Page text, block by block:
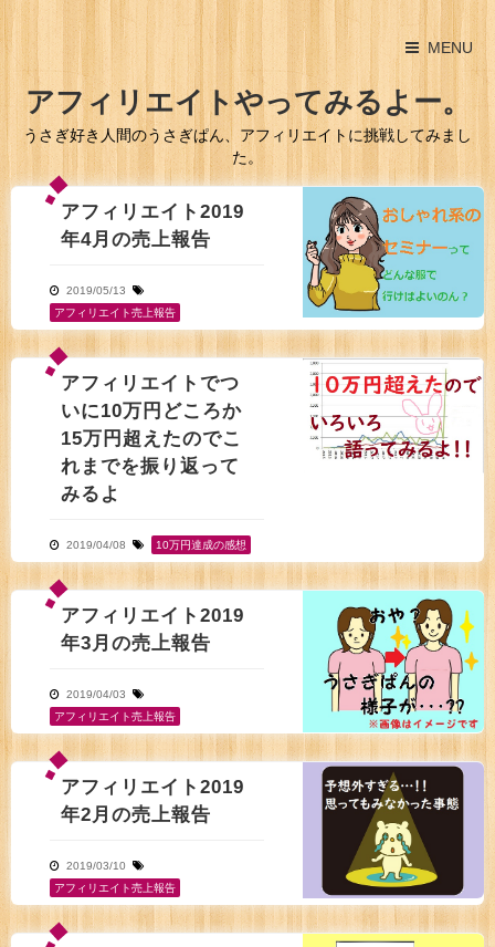
MENU
アフィリエイトやってみるよー。
うさぎ好き人間のうさぎぱん、アフィリエイトに挑戦してみまし
た。
アフィリエイト2019
年4月の売上報告
2019/05/13
アフィリエイト売上報告
アフィリエイトでつ
いに10万円どころか
15万円超えたのでこ
れまでを振り返って
みるよ
2019/04/08 10万円達成の感想
アフィリエイト2019
年3月の売上報告
2019/04/03
アフィリエイト売上報告
アフィリエイト2019
年2月の売上報告
2019/03/10
アフィリエイト売上報告